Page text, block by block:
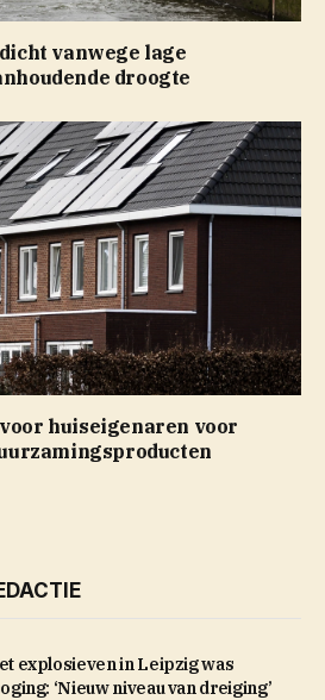
vanwege lage
droogte
huiseigenaren voor
explosieven in Leipzig was
‘Nieuw niveau van dreiging’